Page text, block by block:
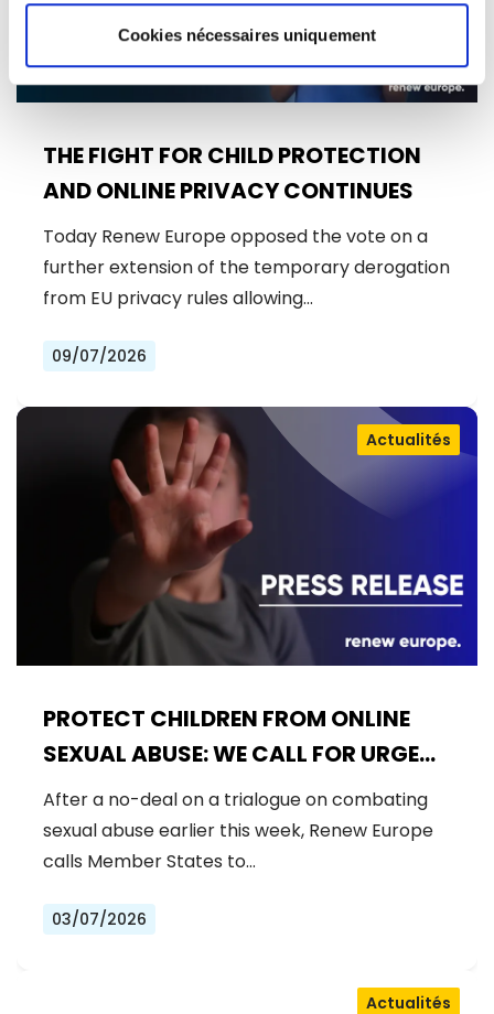
Cookies nécessaires uniquement
THE FIGHT FOR CHILD PROTECTION
AND ONLINE PRIVACY CONTINUES
Today Renew Europe opposed the vote on a
further extension of the temporary derogation
from EU privacy rules allowing…
09/07/2026
PROTECT CHILDREN FROM ONLINE
SEXUAL ABUSE: WE CALL FOR URGENT
NEGOTIATIONS AND PERMANENT
SOLUTION
Actualités
After a no-deal on a trialogue on combating
sexual abuse earlier this week, Renew Europe
calls Member States to…
03/07/2026
Actualités